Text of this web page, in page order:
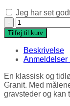
Jeg har set
Gravsten
Tilføj til kurv
Beskrivelse
Anmeldelser
En klassisk og
Granit. Med
gravsteder og kan